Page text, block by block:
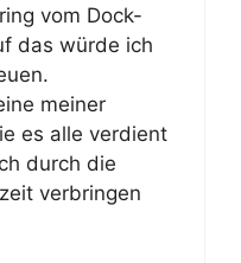
vom Dock-
das würde ich
meiner
es alle verdient
durch die
verbringen